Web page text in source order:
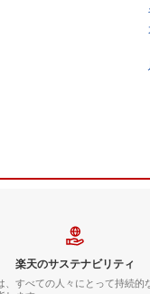
楽天のサステナビリティ
、すべての人々にとって持続的